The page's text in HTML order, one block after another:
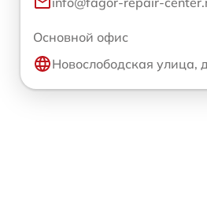
Основной офис
Новослободская улица,